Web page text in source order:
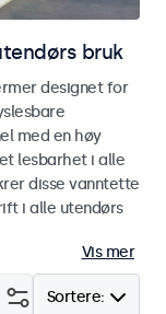
bruk
designet for
med en høy
lesbarhet i alle
disse vanntette
i alle utendørs
Vis mer
Sortere: